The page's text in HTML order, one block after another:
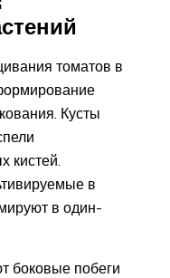
томатов в
Кусты
кистей.
в
в один-
боковые побеги